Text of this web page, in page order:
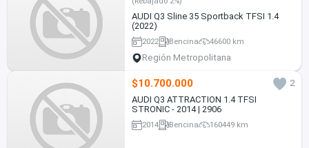
AUDI Q3 Sline 35 Sportback TFSI 1.4
(2022)
2022 Bencina 46600 km
Región Metropolitana
$10.700.000
2
AUDI Q3 ATTRACTION 1.4 TFSI
STRONIC - 2014 | 2906
2014 Bencina 160449 km